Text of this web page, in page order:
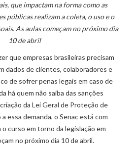
que impactam na forma como as
públicas realizam a coleta, o uso e o
As aulas começam no próximo dia
10 de abril
que empresas brasileiras precisam
dados de clientes, colaboradores e
de sofrer penas legais em caso de
há quem não saiba das sanções
da Lei Geral de Proteção de
essa demanda, o Senac está com
curso em torno da legislação em
no próximo dia 10 de abril.